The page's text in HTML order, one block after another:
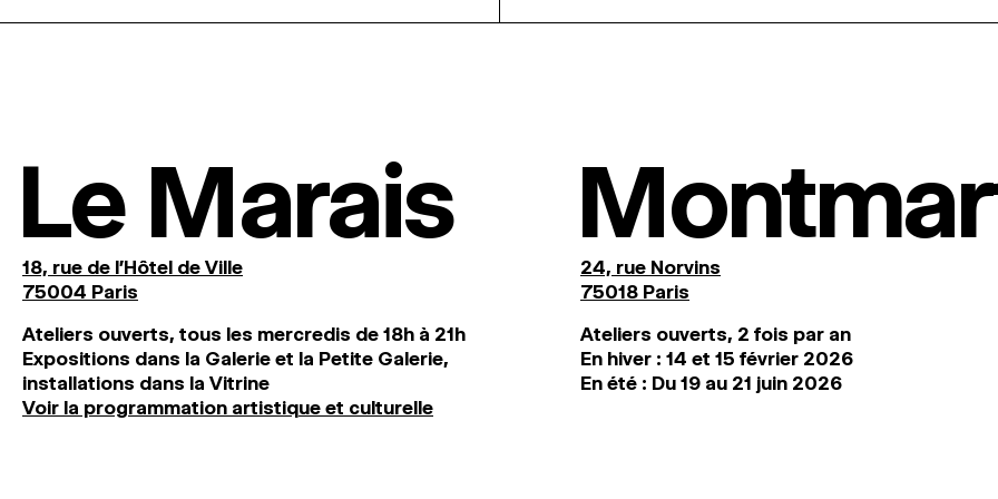
Le Marais
18, rue de l'Hôtel de Ville
75004 Paris
Ateliers ouverts, tous les mercredis de 18h à 21h
Expositions dans la Galerie et la Petite Galerie,
installations dans la Vitrine
Voir la programmation artistique et culturelle
24, rue Norvins
75018 Paris
Ateliers ouverts, 2 fois par an
En hiver : 14 et 15 février 2026
En été : Du 19 au 21 juin 2026